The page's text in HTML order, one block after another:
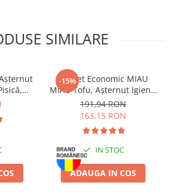
asigurați o rotație variată de jucării
SIMILARE
-15%
Pachet Economic MIAU
MIAU Tofu, Așternut Igienic
pentru Pisică, Lavandă,
6x6L
191,94 RON
163,15 RON
IN STOC
ADAUGA IN COS